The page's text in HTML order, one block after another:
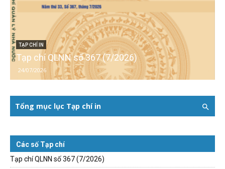
TẠP CHÍ IN
Tạp chí QLNN số 367 (7/2026)
24/07/2026
Tổng mục lục Tạp chí in
Các số Tạp chí
Tạp chí QLNN số 367 (7/2026)